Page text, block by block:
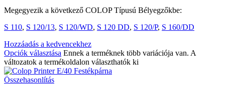
Megegyezik a következő COLOP Típusú Bélyegzőkbe:
S 110, S 120/13, S 120/WD, S 120 DD, S 120/P, S 160/DD
Hozzáadás a kedvencekhez
Opciók választása Ennek a terméknek több variációja van. A
változatok a termékoldalon választhatók ki
Összehasonlítás